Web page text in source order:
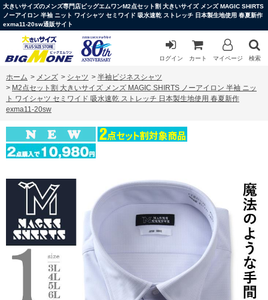
大きいサイズのメンズ専門店ビッグエムワンM2点セット割 大きいサイズ メンズ MAGIC SHIRTS
ノーアイロン 半袖 ニット ワイシャツ セミワイド 吸水速乾 ストレッチ 日本製生地使用 春夏新作
exma11-20sw通販サイト
ログイン カート マイページ 検索
ホーム > メンズ > シャツ > 半袖ビジネスシャツ
> M2点セット割 大きいサイズ メンズ MAGIC SHIRTS ノーアイロン 半袖 ニッ
ト ワイシャツ セミワイド 吸水速乾 ストレッチ 日本製生地使用 春夏新作
exma11-20sw